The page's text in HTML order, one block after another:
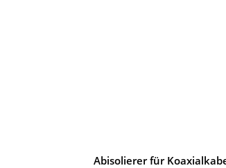
Abisolierer für